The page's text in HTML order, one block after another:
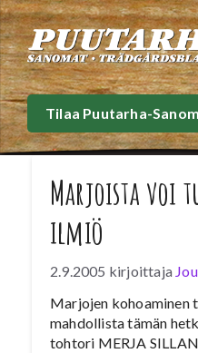
Siirry
sisältöön
Tilaa Puutarha-
Marjoista voi
ilmiö
2.9.2005 kirjoittaja
Marjojen kohoaminen
mahdollista tämän
tohtori MERJA